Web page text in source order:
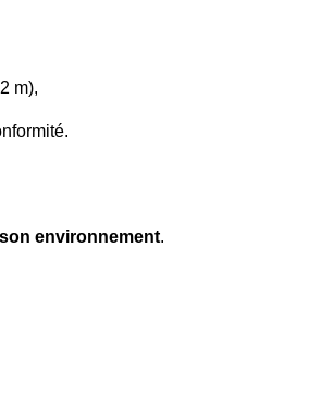
m),
environnement.